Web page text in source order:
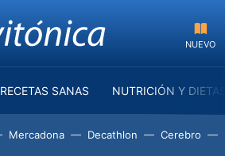
NUEVO
RECETAS SANAS NUTRICIÓN Y
Mercadona Decathlon Cerebro